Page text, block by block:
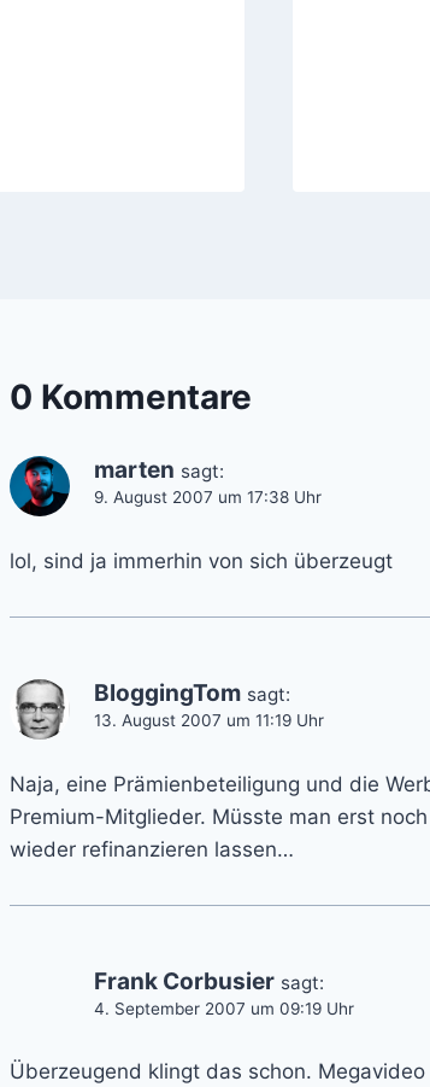
0 Kommentare
marten sagt:
9. August 2007 um 17:38 Uhr
lol, sind ja immerhin von sich überzeugt
BloggingTom sagt:
13. August 2007 um 11:19 Uhr
Naja, eine Prämienbeteiligung und die
Premium-Mitglieder. Müsste man erst
wieder refinanzieren lassen…
Frank Corbusier sagt:
4. September 2007 um 09:19 Uhr
Überzeugend klingt das schon.